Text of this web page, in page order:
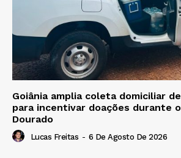
Goiânia amplia coleta domiciliar
para incentivar doações durante
Dourado
Lucas Freitas - 6 De Agosto De 2026